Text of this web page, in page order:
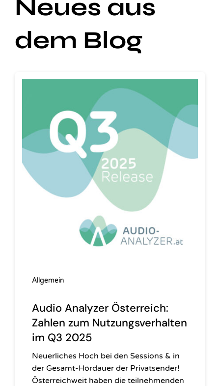
Neues aus
dem Blog
Allgemein
Audio Analyzer Österreich:
Zahlen zum Nutzungsverhalten
im Q3 2025
Neuerliches Hoch bei den Sessions & in
der Gesamt-Hördauer der Privatsender!
Österreichweit haben die teilnehmenden